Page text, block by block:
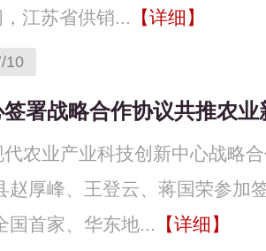
江苏省供销... 【详细】
10
署战略合作协议共推农业
农业产业科技创新中心战略
厚峰、王登云、蒋国荣参加
国首家、华东地... 【详细】